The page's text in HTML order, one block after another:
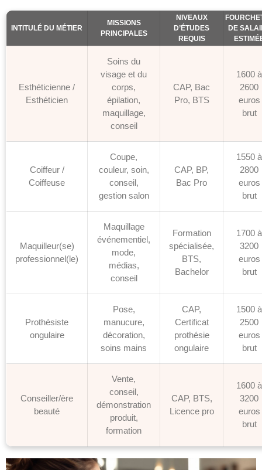
INTITULÉ DU MÉTIER
MISSIONS
PRINCIPALES
NIVEAUX
D’ÉTUDES
REQUIS
DE
Esthéticienne /
Esthéticien
Soins du
visage et du
corps,
épilation,
maquillage,
conseil
CAP, Bac
Pro, BTS
1600 à
2600
euros
brut
Coiffeur /
Coiffeuse
Coupe,
couleur, soin,
conseil,
gestion salon
CAP, BP,
Bac Pro
1550 à
2800
euros
brut
Maquilleur(se)
professionnel(le)
Maquillage
événementiel,
mode,
médias,
conseil
Formation
spécialisée,
BTS,
Bachelor
1700 à
3200
euros
brut
Prothésiste
ongulaire
Pose,
manucure,
décoration,
soins mains
CAP,
Certificat
prothésie
ongulaire
1500 à
2500
euros
brut
Conseiller/ère
beauté
Vente,
conseil,
démonstration
produit,
formation
CAP, BTS,
Licence pro
1600 à
3200
euros
brut